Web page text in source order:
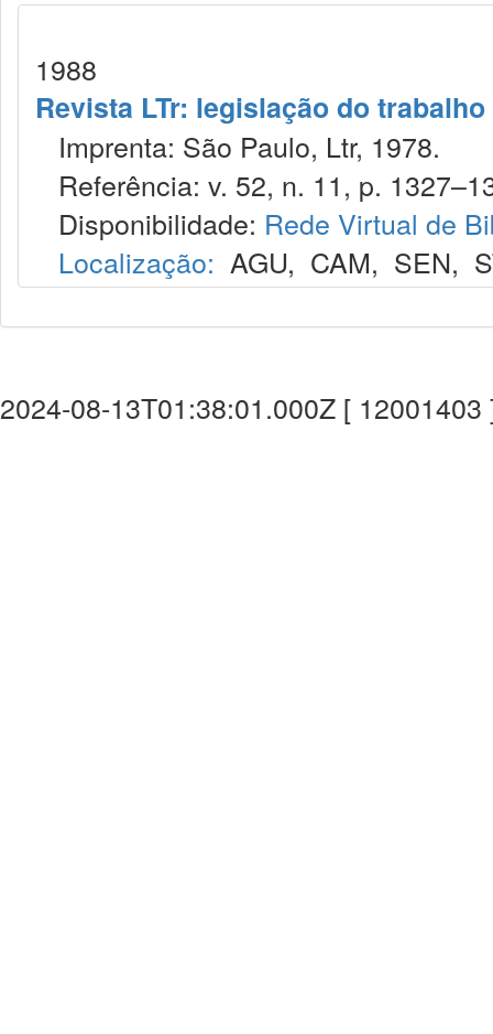
1988
Revista LTr: legislação do trabalho
Imprenta: São Paulo, Ltr, 1978.
Referência: v. 52, n. 11, p.
Disponibilidade: Rede Virtual de
Localização: AGU, CAM, SEN,
2024-08-13T01:38:01.000Z [ 12001403